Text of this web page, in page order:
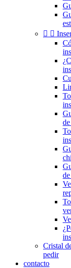
 
Cristal
pedir
contacto